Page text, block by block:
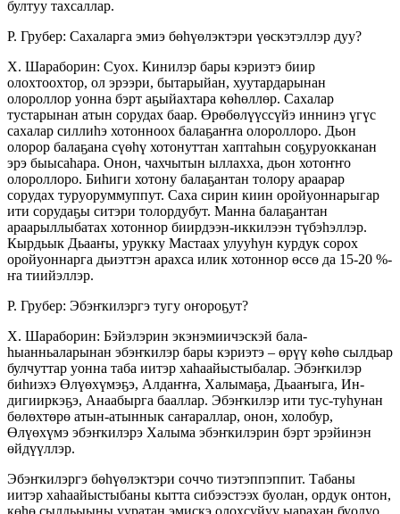
бултуу тахсаллар.
Р. Грубер: Сахаларга эмиэ бөһүөлэктэри үөскэтэллэр дуу?
Х. Шараборин: Суох. Кинилэр бары кэриэтэ биир
олохтоохтор, ол эрээри, бытарыйан, хуутардарынан
олороллор уонна бэрт аҕыйахтара көһөллөр. Сахалар
тустарынан атын сорудах баар. Өрөбөлүүссүйэ иннинэ үгүс
сахалар силлиһэ хотонноох балаҕаҥҥа олороллоро. Дьон
олорор балаҕана сүөһү хотонуттан хаптаһын соҕуруокканан
эрэ быысаһара. Онон, чахчытын ыллахха, дьон хотоҥҥо
олороллоро. Биһиги хотону балаҕантан толору араарар
сорудах туруоруммуппут. Саха сирин киин оройуоннарыгар
ити сорудаҕы ситэри толордубут. Манна балаҕантан
араарыллыбатах хотоннор биирдээн-иккилээн түбэһэллэр.
Кырдьык Дьааҥы, урукку Мастаах улууһун курдук сорох
оройуоннарга дьиэттэн арахса илик хотоннор өссө да 15-20 %-
ҥа тиийэллэр.
Р. Грубер: Эбэҥкилэргэ тугу оҥороҕут?
Х. Шараборин: Бэйэлэрин экэнэмиичэскэй ба­ла­
һыанньаларынан эбэҥкилэр бары кэ­риэтэ – өрүү көһө сылдьар
булчуттар уонна таба иитэр ха­һаайыстыбалар. Эбэҥкилэр
биһиэхэ Өлүөхү­мэ­ҕэ, Алдаҥҥа, Халымаҕа, Дьааҥыга, Ин­
дигииркэ­ҕэ, Анаабырга бааллар. Эбэҥкилэр ити тус-туһу­нан
бөлөхтөрө атын-атыннык саҥараллар, онон, холобур,
Өлүөхүмэ эбэҥкилэрэ Халыма эбэҥ­килэрин бэрт эрэйинэн
өйдүүллэр.
Эбэҥкилэргэ бөһүөлэктэри соччо тиэтэппэппит. Табаны
иитэр хаһаайыстыбаны кытта сибээстээх буолан, ордук онтон,